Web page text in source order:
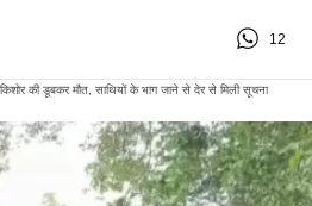
12
की डूबकर मौत, साथियों के भाग जाने से देर से मिली सूचना